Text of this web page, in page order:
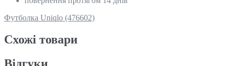
Футболка Uniqlo (476602)
Схожi товари
Відгуки